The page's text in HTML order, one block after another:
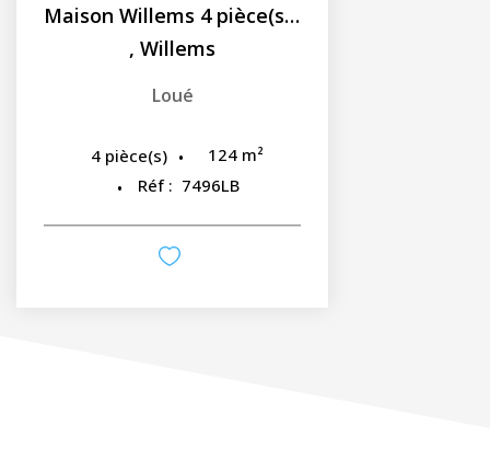
Maison Willems 4 pièce(s) 123.77 m2
, Willems
Loué
4 pièce(s) 124 m²
Réf : 7496LB